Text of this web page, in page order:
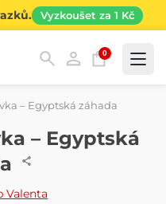
Vyzkoušet za 1 Kč
0
– Egyptská záhada
– Egyptská
Valenta